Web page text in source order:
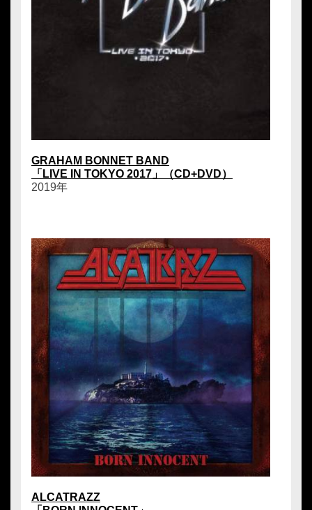
GRAHAM BONNET BAND
「LIVE IN TOKYO 2017」（CD+DVD）
2019年
ALCATRAZZ